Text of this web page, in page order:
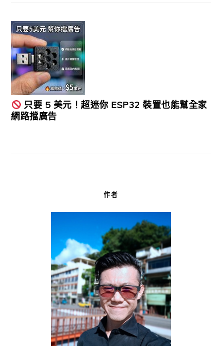
只要 5 美元！超迷你 ESP32 裝置也能幫全家
網路擋廣告
作者